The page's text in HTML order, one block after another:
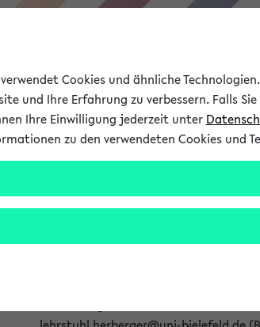
Forschung Studium
291501 Einsatz
2026)
Cookies und ähnliche
und Ihre Erfahrung zu verbessern. Falls
Ihre Einwilligung jederzeit unter
zu den verwendeten Cookies und